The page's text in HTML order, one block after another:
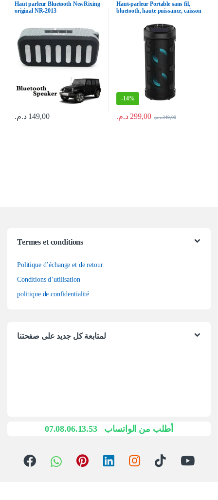
Haut parleur Bluetooth NewRixing
original NR-2013
149,00 د.م.
Haut-parleur Portable sans fil,
bluetooth, haute puissance, caisson
d’extérieur, K, chanson, support
USB carte memoire
-14%
299,00 د.م. 349,00 د.م.
Termes et conditions
Politique d’échange et de retour
Conditions d’utilisation
politique de confidentialité
لمتابعة كل جديد على صفحتنا
07.08.06.13.53 أطلب من الواتساب